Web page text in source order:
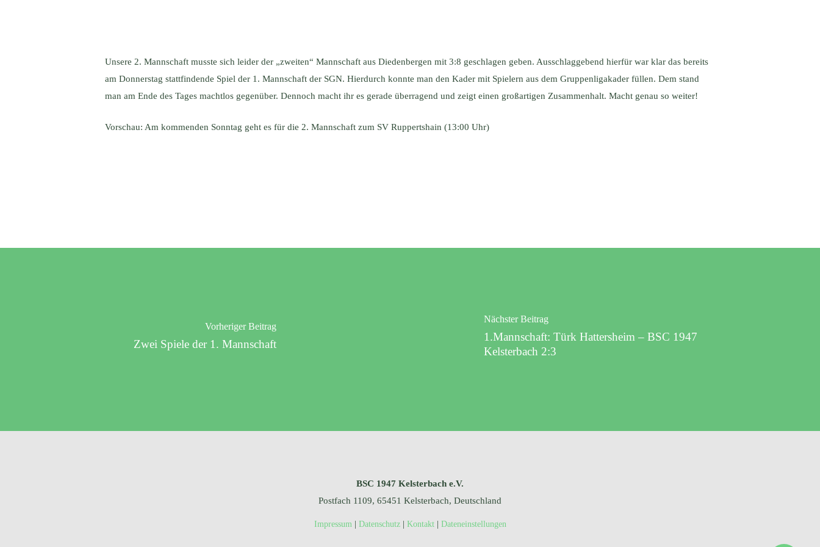
Unsere 2. Mannschaft musste sich leider der „zweiten“ Mannschaft aus Diedenbergen mit 3:8 geschlagen geben. Ausschlaggebend hierfür war klar das bereits
am Donnerstag stattfindende Spiel der 1. Mannschaft der SGN. Hierdurch konnte man den Kader mit Spielern aus dem Gruppenligakader füllen. Dem stand
man am Ende des Tages machtlos gegenüber. Dennoch macht ihr es gerade überragend und zeigt einen großartigen Zusammenhalt. Macht genau so weiter!
Vorschau: Am kommenden Sonntag geht es für die 2. Mannschaft zum SV Ruppertshain (13:00 Uhr)
Vorheriger Beitrag
Zwei Spiele der 1. Mannschaft
Nächster Beitrag
1.Mannschaft: Türk Hattersheim – BSC 1947
Kelsterbach 2:3
BSC 1947 Kelsterbach e.V.
Postfach 1109, 65451 Kelsterbach, Deutschland
Impressum | Datenschutz| Kontakt| Dateneinstellungen